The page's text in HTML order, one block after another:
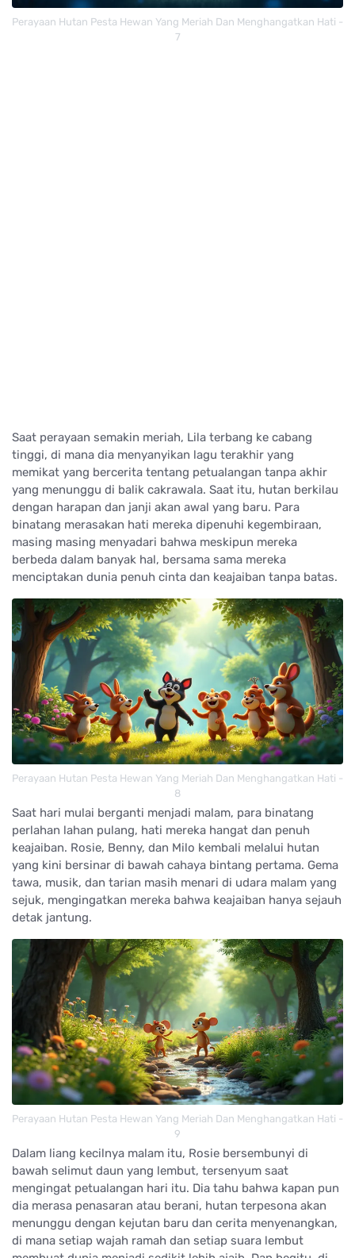
Perayaan Hutan Pesta Hewan Yang Meriah Dan Menghangatkan Hati -
7
Saat perayaan semakin meriah, Lila terbang ke cabang
tinggi, di mana dia menyanyikan lagu terakhir yang
memikat yang bercerita tentang petualangan tanpa akhir
yang menunggu di balik cakrawala. Saat itu, hutan berkilau
dengan harapan dan janji akan awal yang baru. Para
binatang merasakan hati mereka dipenuhi kegembiraan,
masing masing menyadari bahwa meskipun mereka
berbeda dalam banyak hal, bersama sama mereka
menciptakan dunia penuh cinta dan keajaiban tanpa batas.
Perayaan Hutan Pesta Hewan Yang Meriah Dan Menghangatkan Hati -
8
Saat hari mulai berganti menjadi malam, para binatang
perlahan lahan pulang, hati mereka hangat dan penuh
keajaiban. Rosie, Benny, dan Milo kembali melalui hutan
yang kini bersinar di bawah cahaya bintang pertama. Gema
tawa, musik, dan tarian masih menari di udara malam yang
sejuk, mengingatkan mereka bahwa keajaiban hanya sejauh
detak jantung.
Perayaan Hutan Pesta Hewan Yang Meriah Dan Menghangatkan Hati -
9
Dalam liang kecilnya malam itu, Rosie bersembunyi di
bawah selimut daun yang lembut, tersenyum saat
mengingat petualangan hari itu. Dia tahu bahwa kapan pun
dia merasa penasaran atau berani, hutan terpesona akan
menunggu dengan kejutan baru dan cerita menyenangkan,
di mana setiap wajah ramah dan setiap suara lembut